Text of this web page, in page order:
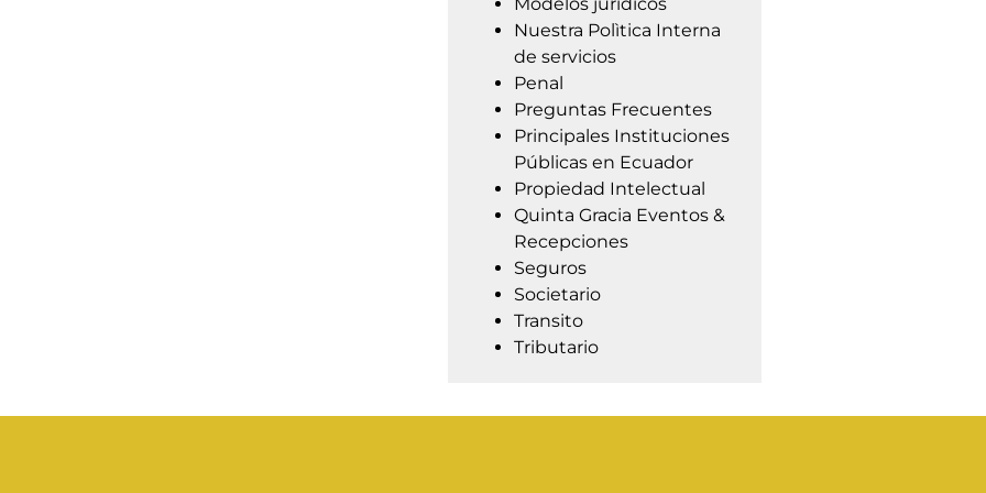
Modelos jurídicos
Nuestra Polìtica Interna
de servicios
Penal
Preguntas Frecuentes
Principales Instituciones
Públicas en Ecuador
Propiedad Intelectual
Quinta Gracia Eventos &
Recepciones
Seguros
Societario
Transito
Tributario